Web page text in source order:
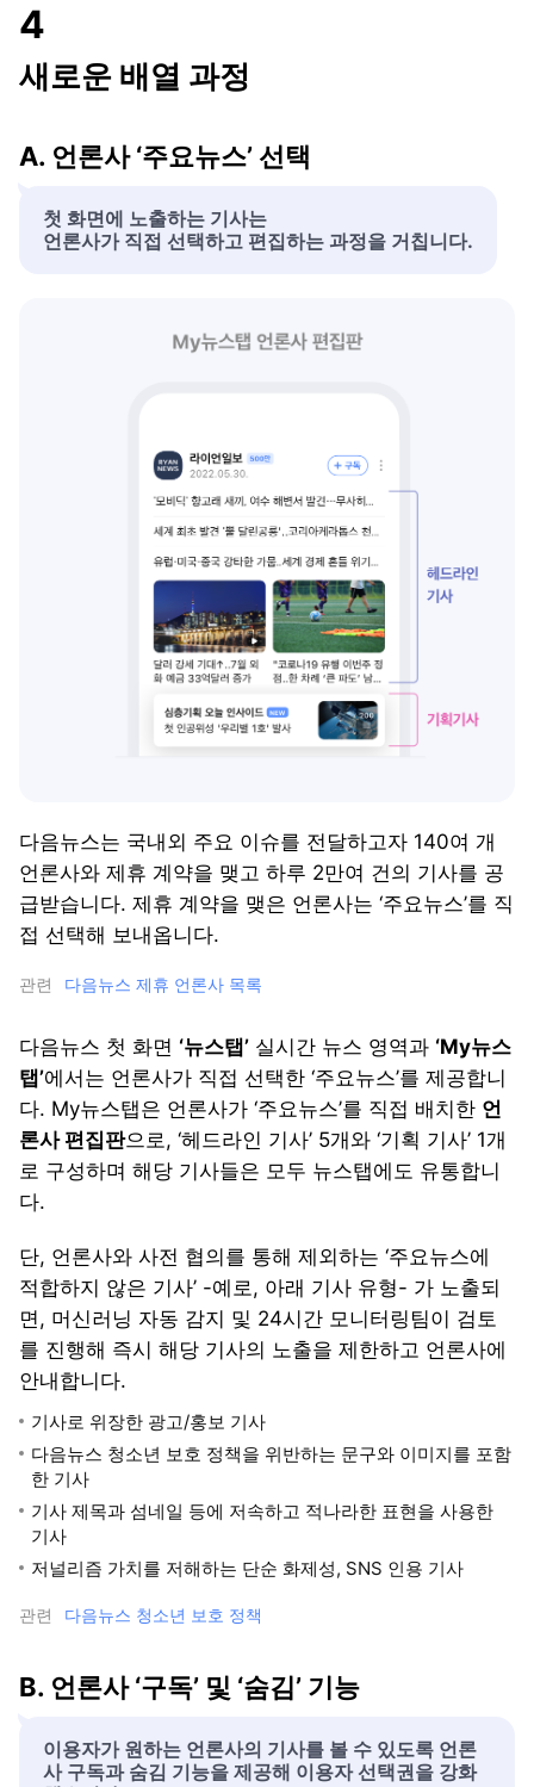
4
새로운 배열 과정
A. 언론사 ‘주요뉴스’ 선택
첫 화면에 노출하는 기사는
언론사가 직접 선택하고 편집하는 과정을 거칩니다.
다음뉴스는 국내외 주요 이슈를 전달하고자 140여 개
언론사와 제휴 계약을 맺고 하루 2만여 건의 기사를 공
급받습니다. 제휴 계약을 맺은 언론사는 ‘주요뉴스’를 직
접 선택해 보내옵니다.
관련 다음뉴스 제휴 언론사 목록
다음뉴스 첫 화면 ‘뉴스탭’ 실시간 뉴스 영역과 ‘My뉴스
탭’에서는 언론사가 직접 선택한 ‘주요뉴스’를 제공합니
다. My뉴스탭은 언론사가 ‘주요뉴스’를 직접 배치한 언
론사 편집판으로, ‘헤드라인 기사’ 5개와 ‘기획 기사’ 1개
로 구성하며 해당 기사들은 모두 뉴스탭에도 유통합니
다.
단, 언론사와 사전 협의를 통해 제외하는 ‘주요뉴스에
적합하지 않은 기사’ -예로, 아래 기사 유형- 가 노출되
면, 머신러닝 자동 감지 및 24시간 모니터링팀이 검토
를 진행해 즉시 해당 기사의 노출을 제한하고 언론사에
안내합니다.
기사로 위장한 광고/홍보 기사
다음뉴스 청소년 보호 정책을 위반하는 문구와 이미지를 포함
한 기사
기사 제목과 섬네일 등에 저속하고 적나라한 표현을 사용한
기사
저널리즘 가치를 저해하는 단순 화제성, SNS 인용 기사
관련 다음뉴스 청소년 보호 정책
B. 언론사 ‘구독’ 및 ‘숨김’ 기능
이용자가 원하는 언론사의 기사를 볼 수 있도록 언론
사 구독과 숨김 기능을 제공해 이용자 선택권을 강화